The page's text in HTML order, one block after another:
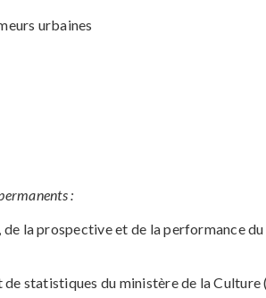
urbaines
:
la prospective et de la performance
statistiques du ministère de la Culture